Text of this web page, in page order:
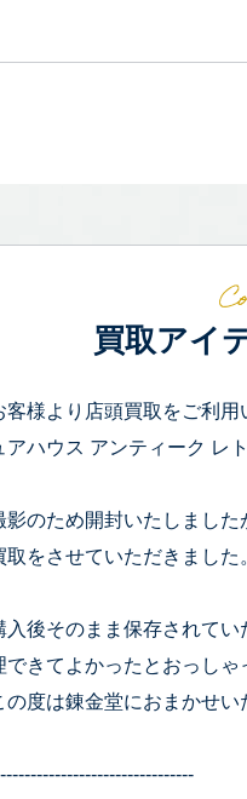
買取アイ
客様より店頭買取をご利
アハウス アンティーク レ
影のため開封いたしまし
取をさせていただきました
入後そのまま保存されて
できてよかったとおっしゃ
の度は錬金堂におまかせい